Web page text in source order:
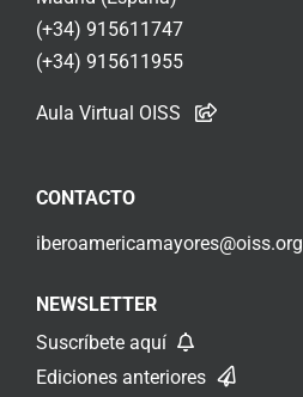
(+34) 915611747
(+34) 915611955
Aula Virtual OISS
CONTACTO
iberoamericamayores@oiss.org
NEWSLETTER
Suscríbete aquí
Ediciones anteriores